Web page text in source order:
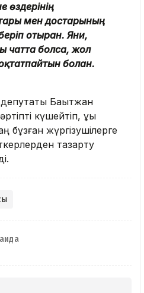
өздерінің
мен достарының
отырған. Яғни,
чатта болса, жол
болған.
Бақытжан
күшейтіп, құқық
бұзған жүргізушілерге
тазарту